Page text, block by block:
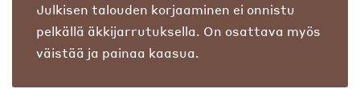
Julkisen talouden korjaaminen ei onnistu
pelkällä äkkijarrutuksella. On osattava myös
väistää ja painaa kaasua.